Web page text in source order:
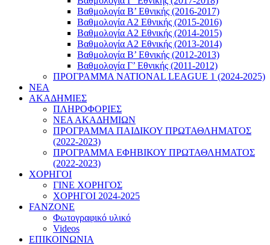
Βαθμολογία Β’ Εθνικής (2016-2017)
Βαθμολογία Α2 Εθνικής (2015-2016)
Βαθμολογία Α2 Εθνικής (2014-2015)
Βαθμολογία Α2 Εθνικής (2013-2014)
Βαθμολογία Β’ Εθνικής (2012-2013)
Βαθμολογία Γ’ Εθνικής (2011-2012)
ΠΡΟΓΡΑΜΜΑ NATIONAL LEAGUE 1 (2024-2025)
ΝΕΑ
ΑΚΑΔΗΜΙΕΣ
ΠΛΗΡΟΦΟΡΙΕΣ
ΝΕΑ ΑΚΑΔΗΜΙΩΝ
ΠΡΟΓΡΑΜΜΑ ΠΑΙΔΙΚΟΥ ΠΡΩΤΑΘΛΗΜΑΤΟΣ
(2022-2023)
ΠΡΟΓΡΑΜΜΑ ΕΦΗΒΙΚΟΥ ΠΡΩΤΑΘΛΗΜΑΤΟΣ
(2022-2023)
ΧΟΡΗΓΟΙ
ΓΙΝΕ ΧΟΡΗΓΟΣ
ΧΟΡΗΓΟΙ 2024-2025
FANZONE
Φωτογραφικό υλικό
Videos
ΕΠΙΚΟΙΝΩΝΙΑ